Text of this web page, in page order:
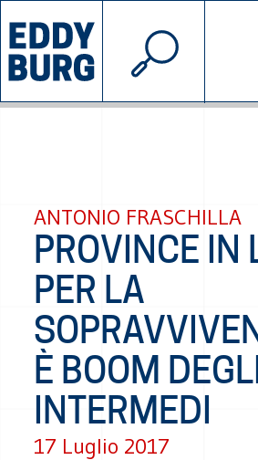
INIZIATIVE
© 2026
ANTONIO FRASCHILLA
PROVINCE IN
PER LA
È BOOM
INTERMEDI
17 Luglio 2017